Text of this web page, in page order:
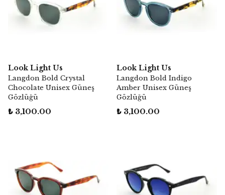
Look Light Us
Langdon Bold Crystal
Chocolate Unisex Güneş
Gözlüğü
₺ 3,100.00
Look Light Us
Langdon Bold Indigo
Amber Unisex Güneş
Gözlüğü
₺ 3,100.00